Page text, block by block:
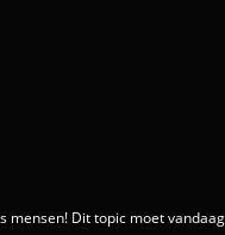
mensen! Dit topic moet